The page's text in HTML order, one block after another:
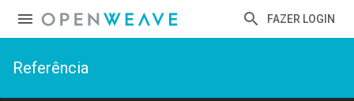
FAZER LOGIN
Referência